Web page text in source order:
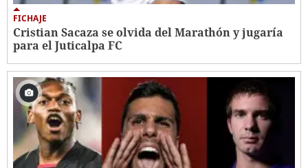
FICHAJE
Cristian Sacaza se olvida del Marathón y jugaría
para el Juticalpa FC